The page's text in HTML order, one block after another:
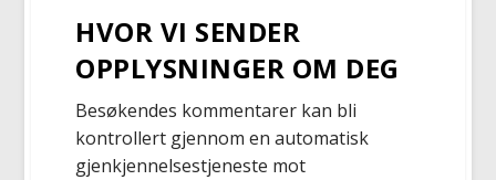
HVOR VI SENDER
OPPLYSNINGER OM DEG
Besøkendes kommentarer kan bli
kontrollert gjennom en automatisk
gjenkjennelsestjeneste mot